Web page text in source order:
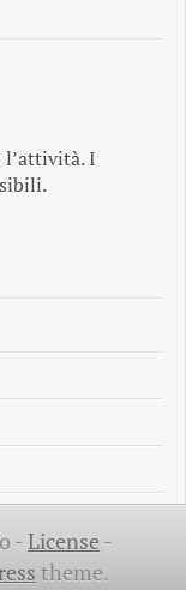
l’attività. I
-License -
theme.